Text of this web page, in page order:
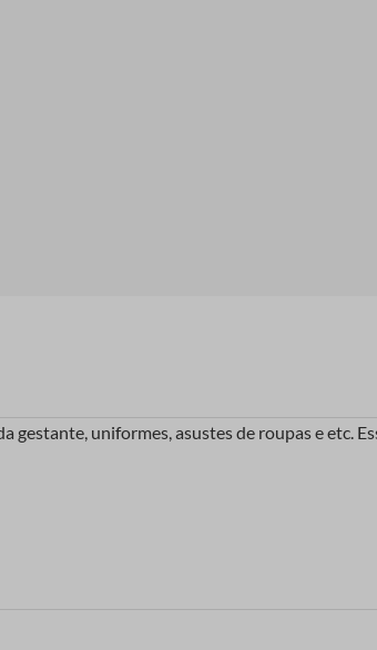
uniformes, asustes de roupas e etc.